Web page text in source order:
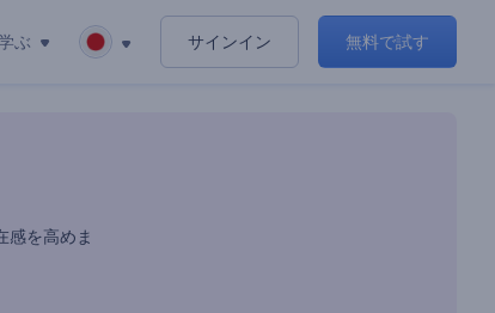
ぶ サインイン 無料で試す
を高めま